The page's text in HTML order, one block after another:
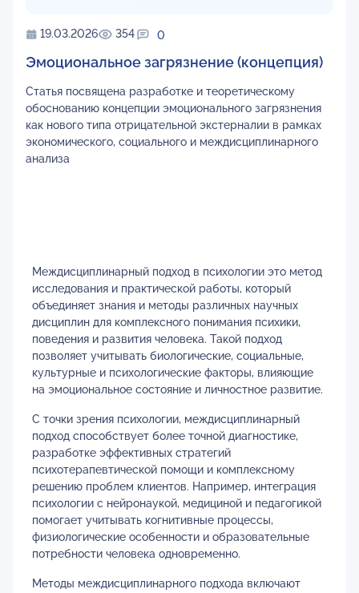
19.03.2026 354 0
Эмоциональное загрязнение (концепция)
Статья посвящена разработке и теоретическому
обоснованию концепции эмоционального загрязнения
как нового типа отрицательной экстерналии в рамках
экономического, социального и междисциплинарного
анализа
Междисциплинарный подход в психологии это метод
исследования и практической работы, который
объединяет знания и методы различных научных
дисциплин для комплексного понимания психики,
поведения и развития человека. Такой подход
позволяет учитывать биологические, социальные,
культурные и психологические факторы, влияющие
на эмоциональное состояние и личностное развитие.
С точки зрения психологии, междисциплинарный
подход способствует более точной диагностике,
разработке эффективных стратегий
психотерапевтической помощи и комплексному
решению проблем клиентов. Например, интеграция
психологии с нейронаукой, медициной и педагогикой
помогает учитывать когнитивные процессы,
физиологические особенности и образовательные
потребности человека одновременно.
Методы междисциплинарного подхода включают